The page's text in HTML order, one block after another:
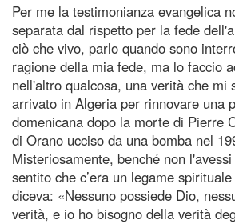
Per me la testimonianza evangelica
separata dal rispetto per la fede
ciò che vivo, parlo quando sono
ragione della mia fede, ma lo faccio
nell'altro qualcosa, una verità che mi
arrivato in Algeria per rinnovare una
domenicana dopo la morte di Pierre
di Orano ucciso da una bomba nel
Misteriosamente, benché non
sentito che c’era un legame
diceva: «Nessuno possiede Dio,
verità, e io ho bisogno della verità